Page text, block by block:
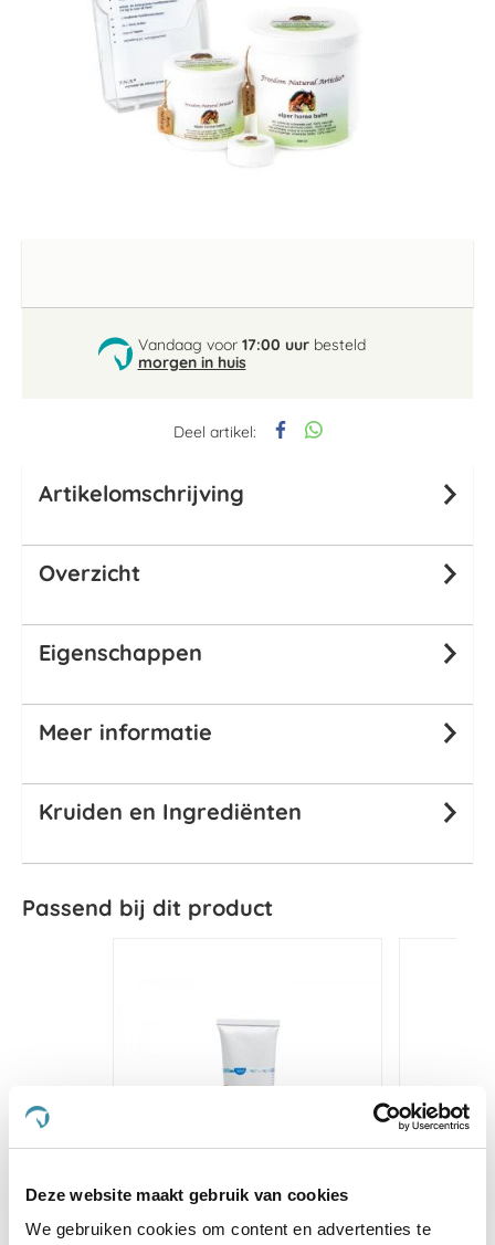
Deze website maakt gebruik van cookies
We gebruiken cookies om content en advertenties te
Deel artikel:
Vandaag voor 17:00 uurbesteld
morgen in huis
van
afbeeldingen-
Artikelomschrijving
Overzicht
Eigenschappen
Meer informatie
Kruiden en Ingrediënten
Passend bij dit product